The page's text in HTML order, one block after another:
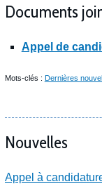
Documents
Appel de
Mots-clés : Dernières
Nouvelles
Appel à